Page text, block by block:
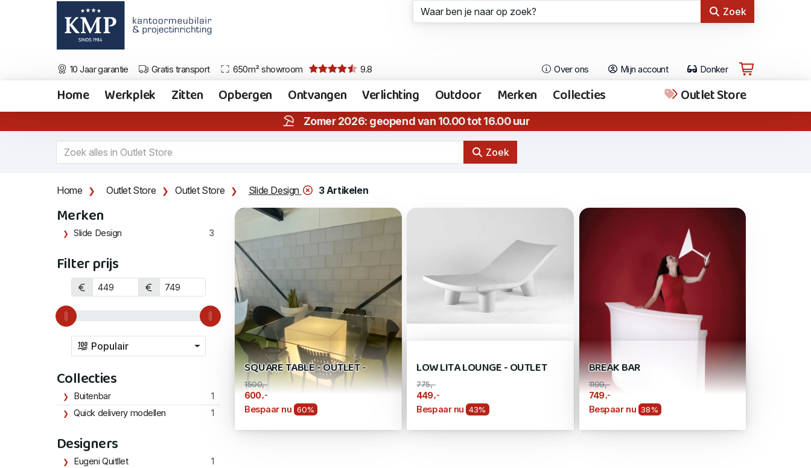
Zoek
10 Jaar garantie Gratis transport 650m² showroom 9.8 Over ons Mijn account Donker
Home Werkplek Zitten Opbergen Ontvangen Verlichting Outdoor Merken Collecties Outlet Store
Zomer 2026: geopend van 10.00 tot 16.00 uur
Zoek
Home Outlet Store Outlet Store Slide Design 3 Artikelen
Merken
Slide Design 3
Filter prijs
Populair
Collecties
Buitenbar
1
Quick delivery modellen
1
Designers
Eugeni Quitllet 1
SQUARE TABLE - OUTLET -
1500,-
600 ,-
Bespaar nu 60%
LOW LITA LOUNGE - OUTLET
775,-
449 ,-
Bespaar nu 43%
BREAK BAR
1199,-
749 ,-
Bespaar nu 38%